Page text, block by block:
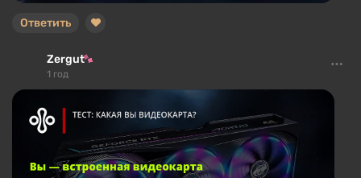
Ответить
Zergut
1 год